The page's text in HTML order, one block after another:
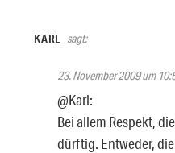
KARL sagt:
23. November 2009 um
@Karl:
Bei allem Respekt,
dürftig. Entweder,